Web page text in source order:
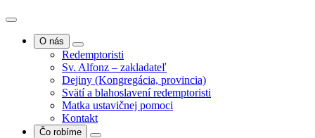
O nás
Redemptoristi
Sv. Alfonz – zakladateľ
Dejiny (Kongregácia, provincia)
Svätí a blahoslavení redemptoristi
Matka ustavičnej pomoci
Kontakt
Čo robíme